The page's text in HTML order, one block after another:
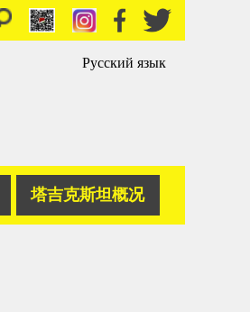
Русский язык
塔吉克斯坦概况